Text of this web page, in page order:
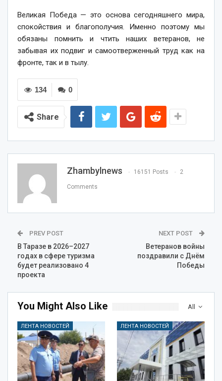
Великая Победа — это основа сегодняшнего мира,
спокойствия и благополучия. Именно поэтому мы
обязаны помнить и чтить наших ветеранов, не
забывая их подвиг и самоотверженный труд как на
фронте, так и в тылу.
0
134
Share
Zhambylnews 16151 Posts 2
Comments
PREV POST
В Таразе в 2026–2027
годах в сфере туризма
будет реализовано 4
проекта
NEXT POST
Ветеранов войны
поздравили с Днём
Победы
All
You Might Also Like
ЛЕНТА НОВОСТЕЙ ЛЕНТА НОВОСТЕЙ